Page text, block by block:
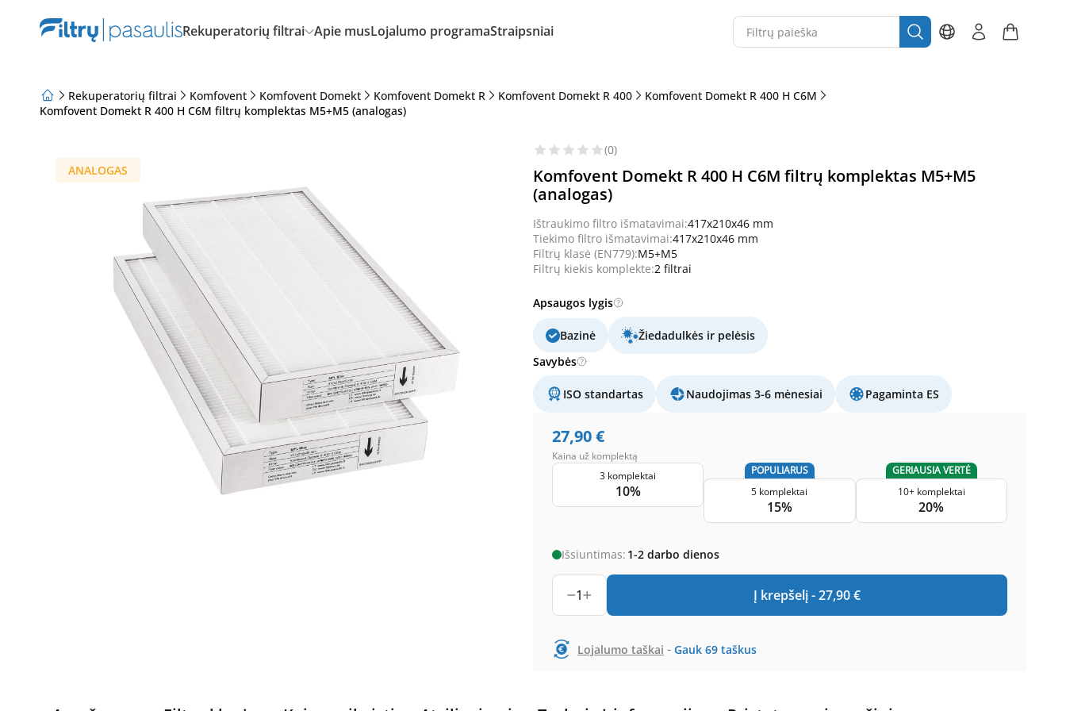
Rekuperatorių filtrai Apie musLojalumo programaStraipsniai
Apie mus
Rekuperatorių filtrai Komfovent Komfovent Domekt Komfovent Domekt R Komfovent Domekt R 400
Komfovent Domekt R 400 H C6M
Komfovent Domekt R 400 H C6M filtrų komplektas M5+M5 (analogas)
ANALOGAS
(0)
Komfovent Domekt R 400 H C6M filtrų komplektas M5+M5
(analogas)
Ištraukimo filtro išmatavimai:417x210x46 mm
Tiekimo filtro išmatavimai:417x210x46 mm
Filtrų klasė (EN779):M5+M5
Filtrų kiekis komplekte:2 filtrai
Apsaugos lygis
Bazinė
Žiedadulkės ir pelėsis
Savybės
ISO standartas Naudojimas 3-6 mėnesiai Pagaminta ES
27,90€
Kaina už komplektą
3 komplektai
10%
POPULIARUS
5 komplektai
15%
GERIAUSIA VERTĖ
10+ komplektai
20%
Išsiuntimas: 1-2 darbo dienos
1 Į krepšelį -27,90€
Lojalumo taškai - Gauk 69 taškus